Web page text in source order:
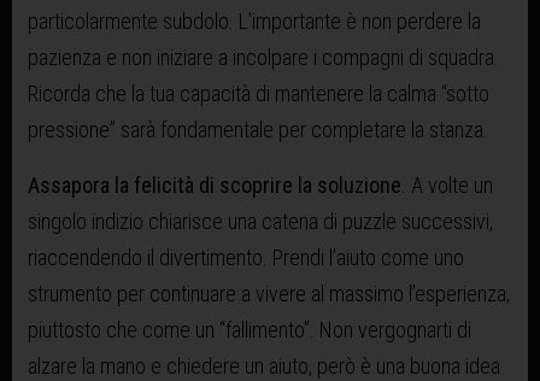
particolarmente subdolo. L’importante è non perdere la
pazienza e non iniziare a incolpare i compagni di squadra.
Ricorda che la tua capacità di mantenere la calma “sotto
pressione” sarà fondamentale per completare la stanza.
Assapora la felicità di scoprire la soluzione . A volte un
singolo indizio chiarisce una catena di puzzle successivi,
riaccendendo il divertimento. Prendi l’aiuto come uno
strumento per continuare a vivere al massimo l’esperienza,
piuttosto che come un “fallimento”. Non vergognarti di
alzare la mano e chiedere un aiuto, però è una buona idea